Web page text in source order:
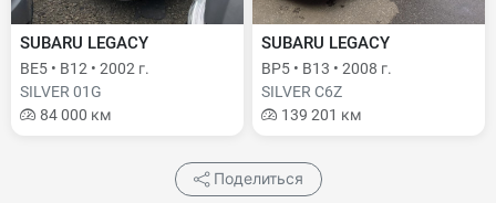
SUBARU LEGACY
BE5 • B12 • 2002 г.
SILVER 01G
84 000 км
SUBARU LEGACY
BP5 • B13 • 2008 г.
SILVER C6Z
139 201 км
Поделиться